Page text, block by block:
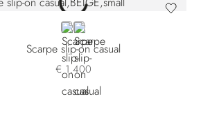
BEIGEORANGE
Scarpe slip-on casual
€ 1.400